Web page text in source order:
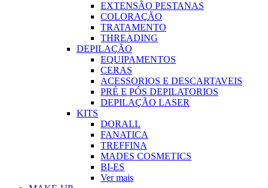
EXTENSÃO PESTANAS
COLORAÇÃO
TRATAMENTO
THREADING
DEPILAÇÃO
EQUIPAMENTOS
CERAS
ACESSORIOS E DESCARTAVEIS
PRÉ E PÓS DEPILATORIOS
DEPILAÇÃO LASER
KITS
DORALL
FANATICA
TREFFINA
MADES COSMETICS
BI-ES
Ver mais